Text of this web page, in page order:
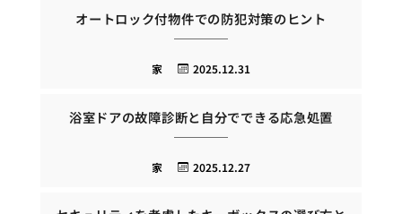
オートロック付物件での防犯対策のヒント
2025.12.31
家
浴室ドアの故障診断と自分でできる応急処置
2025.12.27
家